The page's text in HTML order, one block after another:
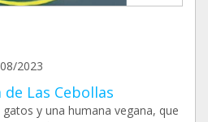
2023
Las Cebollas
y una humana vegana, que